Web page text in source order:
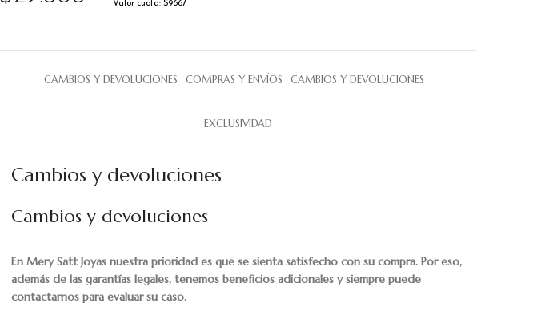
Valor cuota: $9667
CAMBIOS Y DEVOLUCIONES COMPRAS Y ENVÍOS CAMBIOS Y DEVOLUCIONES
EXCLUSIVIDAD
Cambios y devoluciones
Cambios y devoluciones
En Mery Satt Joyas nuestra prioridad es que se sienta satisfecho con su compra. Por eso,
además de las garantías legales, tenemos beneficios adicionales y siempre puede
contactarnos para evaluar su caso.